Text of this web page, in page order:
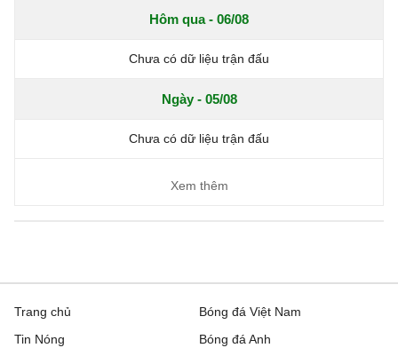
Hôm qua - 06/08
Chưa có dữ liệu trận đấu
Ngày - 05/08
Chưa có dữ liệu trận đấu
Xem thêm
Trang chủ
Tin Nóng
Bóng đá Việt Nam
Bóng đá Anh